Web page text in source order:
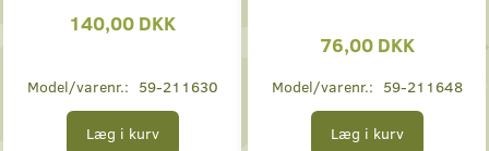
140,00 DKK
Model/varenr.: 59-211630
Læg i kurv
76,00 DKK
Model/varenr.: 59-211648
Læg i kurv